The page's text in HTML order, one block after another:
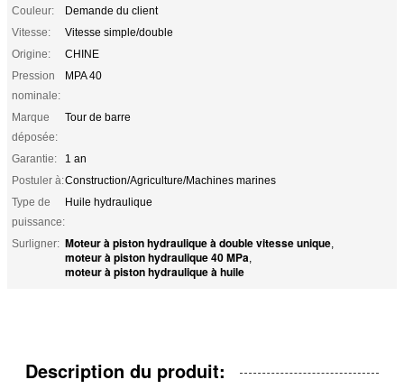
Couleur:
Demande du client
Vitesse:
Vitesse simple/double
Origine:
CHINE
Pression
nominale:
MPA 40
Marque
déposée:
Tour de barre
Garantie:
1 an
Postuler à:Construction/Agriculture/Machines marines
Type de
puissance:
Huile hydraulique
Surligner: Moteur à piston hydraulique à double vitesse unique,
moteur à piston hydraulique 40 MPa,
moteur à piston hydraulique à huile
Description du produit: